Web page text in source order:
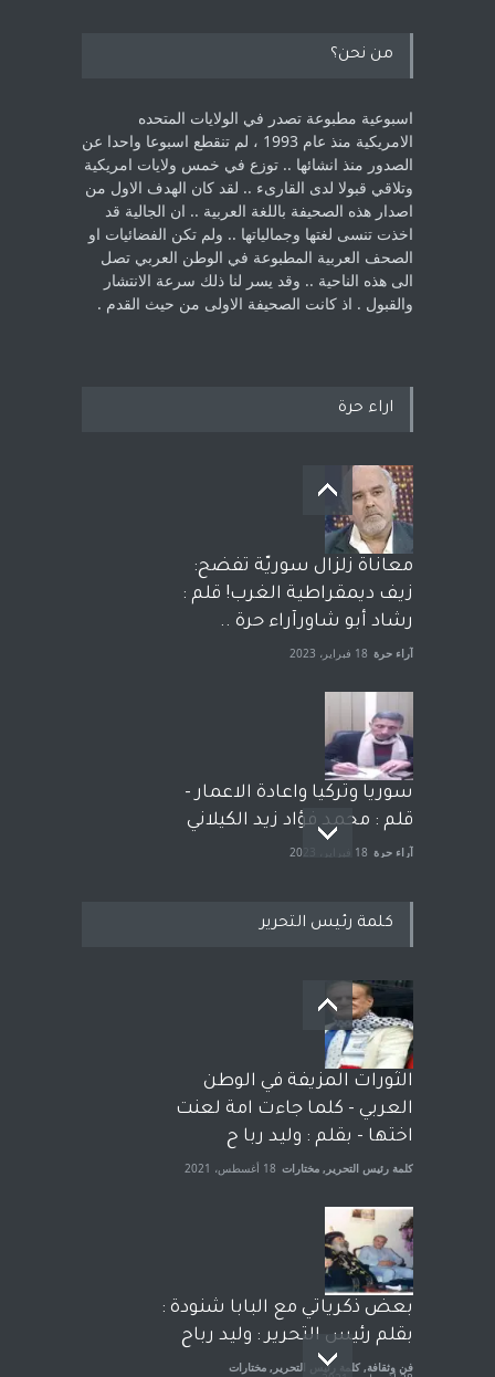
من نحن؟
اسبوعية مطبوعة تصدر في الولايات المتحده
الامريكية منذ عام 1993 ، لم ‏تنقطع اسبوعا واحدا عن
الصدور منذ انشائها .. توزع في خمس ولايات امريكية
‏وتلاقي قبولا لدى القارىء ..‏ لقد كان الهدف الاول من
اصدار هذه الصحيفة باللغة العربية .. ان الجالية قد
اخذت ‏تنسى لغتها وجمالياتها .. ولم تكن الفضائيات او
الصحف العربية المطبوعة في الوطن ‏العربي تصل
الى هذه الناحية .. وقد يسر لنا ذلك سرعة الانتشار
والقبول . اذ كانت ‏الصحيفة الاولى من حيث القدم . ‏
اراء حرة
معاناة زلزال سوريّة تفضح:
زيف ديمقراطية الغرب! قلم :
رشاد أبو شاورآراء حرة ..
آراء حرة 18 فبراير، 2023
سوريا وتركيا واعادة الاعمار -
قلم : محمد فؤاد زيد الكيلاني
آراء حرة 18 فبراير، 2023
بعد معارك قضائية طاحنة كتب
وترافع فيها بنفسه مرة اخرى..
الشيخ طارق يوسف يقهر
الحكومة الأمريكية ، فأعطوه
الجنسية عن يد وهم صاغرون،
آراء حرة مختارات 7 أبريل، 2023
كلمة رئيس التحرير
الثورات المزيفة في الوطن
العربي - كلما جاءت امة لعنت
اختها - بقلم : وليد ربا ح
كلمة رئيس التحرير , مختارات 18 أغسطس، 2021
بعض ذكرياتي مع البابا شنودة :
بقلم رئيس التحرير : وليد رباح
فن وثقافة, كلمة رئيس التحرير , مختارات